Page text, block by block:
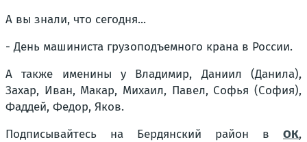
А вы знали, что сегодня...
- День машиниста грузоподъемного крана в России.
А также именины у Владимир, Даниил (Данила),
Захар, Иван, Макар, Михаил, Павел, Софья (София),
Фаддей, Федор, Яков.
Подписывайтесь на Бердянский район в ОК,